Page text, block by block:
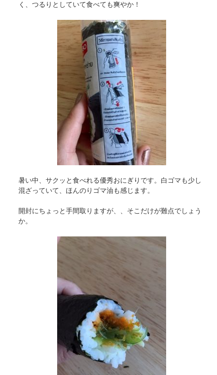
く、つるりとしていて食べても爽やか！
暑い中、サクッと食べれる優秀おにぎりです。白ゴマも少し
混ざっていて、ほんのりゴマ油も感じます。
開封にちょっと手間取りますが、、そこだけが難点でしょう
か。